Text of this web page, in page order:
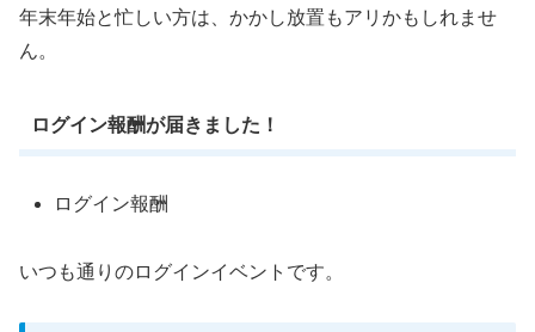
年末年始と忙しい方は、かかし放置もアリかもしれませ
ん。
ログイン報酬が届きました！
ログイン報酬
いつも通りのログインイベントです。